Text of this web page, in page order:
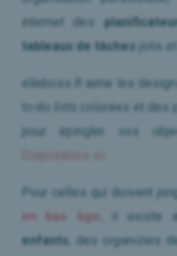
internet des
tableaux de tâches jolis
elleboss aime les
to-do lists
colorées et des
pour épingler vos
Pour celles qui doivent
en bas âge
, il existe
enfants , des organizers